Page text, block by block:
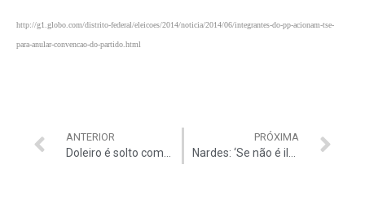
http://g1.globo.com/distrito-federal/eleicoes/2014/noticia/2014/06/integrantes-do-pp-acionam-tse-
para-anular-convencao-do-partido.html
ANTERIOR PRÓXIMA